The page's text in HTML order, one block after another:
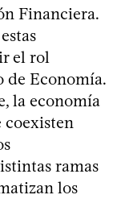
Financiera.
el rol
de Economía.
la economía
coexisten
ramas
los